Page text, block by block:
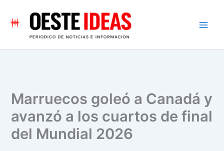
contenido
Marruecos goleó a Canadá y
avanzó a los cuartos de final
del Mundial 2026